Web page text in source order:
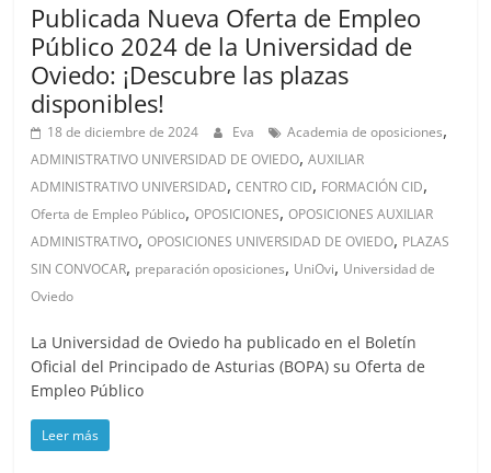
Publicada Nueva Oferta de Empleo
Público 2024 de la Universidad de
Oviedo: ¡Descubre las plazas
disponibles!
18 de diciembre de 2024 Eva Academia de oposiciones,
ADMINISTRATIVO UNIVERSIDAD DE OVIEDO,AUXILIAR
ADMINISTRATIVO UNIVERSIDAD,CENTRO CID, FORMACIÓN CID,
Oferta de Empleo Público,OPOSICIONES,OPOSICIONES AUXILIAR
ADMINISTRATIVO,OPOSICIONES UNIVERSIDAD DE OVIEDO, PLAZAS
SIN CONVOCAR, preparación oposiciones, UniOvi, Universidad de
Oviedo
La Universidad de Oviedo ha publicado en el Boletín
Oficial del Principado de Asturias (BOPA) su Oferta de
Empleo Público
Leer más